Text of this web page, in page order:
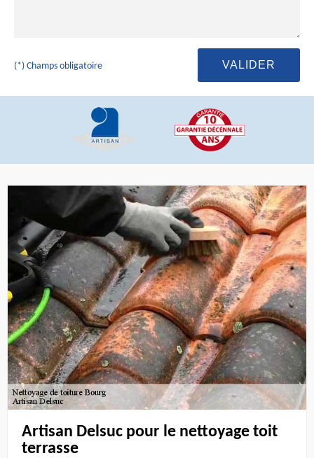
(*) Champs obligatoire
Artisan Delsuc pour le nettoyage toit
terrasse